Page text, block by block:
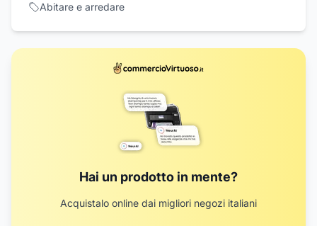
Abitare e arredare
Hai un prodotto in mente?
Acquistalo online dai migliori negozi italiani